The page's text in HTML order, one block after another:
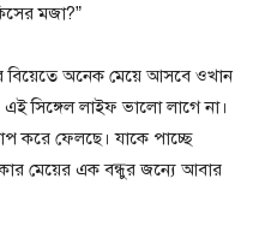
মজা?”
বিয়েতে অনেক মেয়ে আসবে ওখান
সিঙ্গেল লাইফ ভালো লাগে না।
করে ফেলছে। যাকে পাচ্ছে
মেয়ের এক বন্ধুর জন্যে আবার